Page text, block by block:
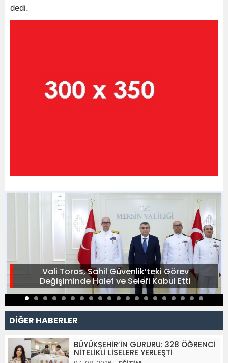
dedi.
Vali Toros, Sahil Güvenlik’teki Görev
Değişiminde Halef ve Selefi Kabul Etti
DİĞER HABERLER
BÜYÜKŞEHİR’İN GURURU: 328 ÖĞRENCİ
NİTELİKLİ LİSELERE YERLEŞTİ